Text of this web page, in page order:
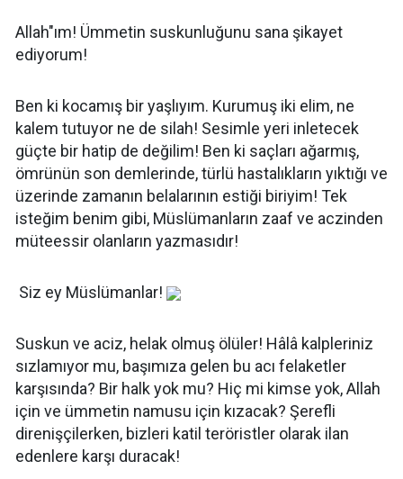
Allah"ım! Ümmetin suskunluğunu sana şikayet
ediyorum!
Ben ki kocamış bir yaşlıyım. Kurumuş iki elim, ne
kalem tutuyor ne de silah! Sesimle yeri inletecek
güçte bir hatip de değilim! Ben ki saçları ağarmış,
ömrünün son demlerinde, türlü hastalıkların yıktığı ve
üzerinde zamanın belalarının estiği biriyim! Tek
isteğim benim gibi, Müslümanların zaaf ve aczinden
müteessir olanların yazmasıdır!
Siz ey Müslümanlar!
Suskun ve aciz, helak olmuş ölüler! Hâlâ kalpleriniz
sızlamıyor mu, başımıza gelen bu acı felaketler
karşısında? Bir halk yok mu? Hiç mi kimse yok, Allah
için ve ümmetin namusu için kızacak? Şerefli
direnişçilerken, bizleri katil teröristler olarak ilan
edenlere karşı duracak!